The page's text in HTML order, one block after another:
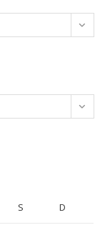
el
S D